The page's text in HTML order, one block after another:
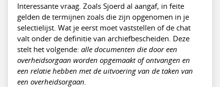
Interessante vraag. Zoals Sjoerd al aangaf, in feite
gelden de termijnen zoals die zijn opgenomen in je
selectielijst. Wat je eerst moet vaststellen of de chat
valt onder de definitie van archiefbescheiden. Deze
stelt het volgende: alle documenten die door een
overheidsorgaan worden opgemaakt of ontvangen en
een relatie hebben met de uitvoering van de taken van
een overheidsorgaan.